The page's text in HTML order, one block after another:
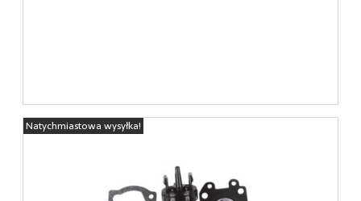
Natychmiastowa wysyłka!